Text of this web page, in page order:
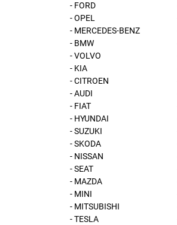
- FORD
- OPEL
- MERCEDES-BENZ
- BMW
- VOLVO
- KIA
- CITROEN
- AUDI
- FIAT
- HYUNDAI
- SUZUKI
- SKODA
- NISSAN
- SEAT
- MAZDA
- MINI
- MITSUBISHI
- TESLA